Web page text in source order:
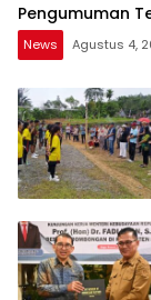
Pengumuman
News Agustus 4,